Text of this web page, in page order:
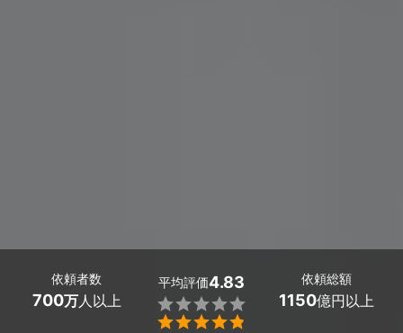
依頼者数
700万人以上
平均評価4.83


依頼総額
1150億円以上